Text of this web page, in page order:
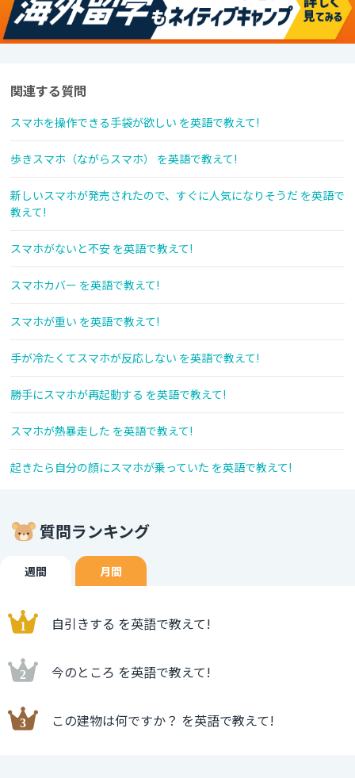
関連する質問
スマホを操作できる手袋が欲しい を英語で教えて!
歩きスマホ（ながらスマホ） を英語で教えて!
新しいスマホが発売されたので、すぐに人気になりそうだ を英語で
教えて!
スマホがないと不安 を英語で教えて!
スマホカバー を英語で教えて!
スマホが重い を英語で教えて!
手が冷たくてスマホが反応しない を英語で教えて!
勝手にスマホが再起動する を英語で教えて!
スマホが熱暴走した を英語で教えて!
起きたら自分の顔にスマホが乗っていた を英語で教えて!
質問ランキング
週間 月間
自引きする を英語で教えて!
今のところ を英語で教えて!
この建物は何ですか？ を英語で教えて!